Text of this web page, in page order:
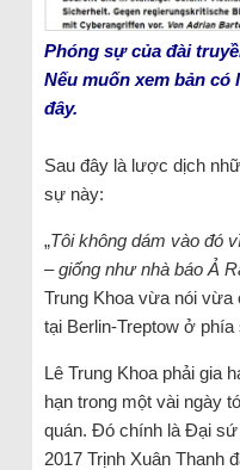
Phóng sự của đài
Nếu muốn xem bản có
đây.
Sau đây là lược dịch
sự này:
„Tôi không dám vào đó
– giống như nhà báo Ả
Trung Khoa vừa nói
tại Berlin-Treptow ở phía
Lê Trung Khoa phải gia
hạn trong một vài ngày
quán. Đó chính là Đại
2017 Trịnh Xuân Thanh